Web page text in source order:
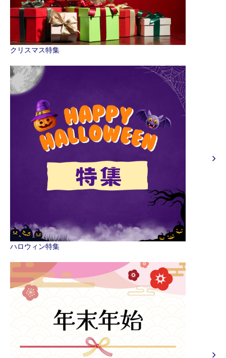
クリスマス特集
ハロウィン特集